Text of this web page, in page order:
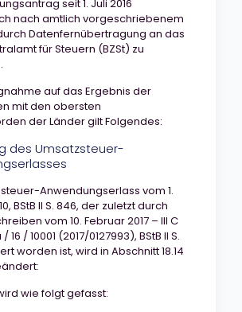
seit 1. Juli 2016
nach amtlich vorgeschriebenem
Datenfernübertragung an das
für Steuern (BZSt) zu
auf das Ergebnis der
mit den obersten
der Länder gilt Folgendes:
des Umsatzsteuer-
Anwendungserlass vom 1.
BStB lI S. 846, der zuletzt durch
vom 10. Februar 2017 – III C
16 / 10001 (2017/0127993), BStB lI S.
worden ist, wird in Abschnitt 18.14
wie folgt gefasst: